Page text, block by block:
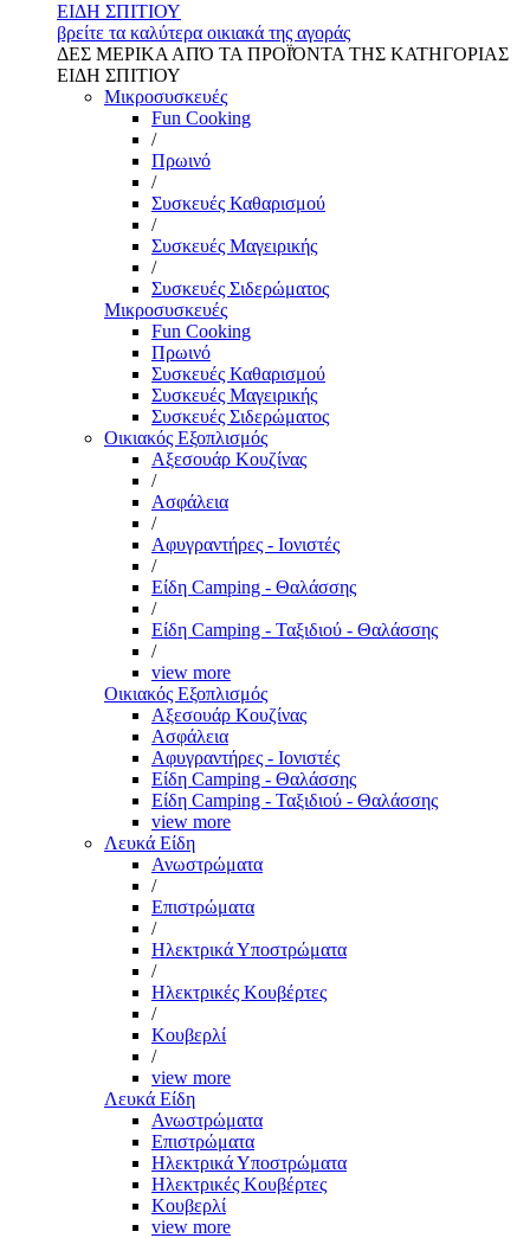
ΕΙΔΗ ΣΠΙΤΙΟΥ
βρείτε τα καλύτερα οικιακά της αγοράς
ΔΕΣ ΜΕΡΙΚΑ ΑΠΌ ΤΑ ΠΡΟΪΌΝΤΑ ΤΗΣ ΚΑΤΗΓΟΡΙΑΣ
ΕΙΔΗ ΣΠΙΤΙΟΥ
Μικροσυσκευές
Fun Cooking
/
Πρωινό
/
Συσκευές Καθαρισμού
/
Συσκευές Μαγειρικής
/
Συσκευές Σιδερώματος
Μικροσυσκευές
Fun Cooking
Πρωινό
Συσκευές Καθαρισμού
Συσκευές Μαγειρικής
Συσκευές Σιδερώματος
Οικιακός Εξοπλισμός
Αξεσουάρ Κουζίνας
/
Ασφάλεια
/
Αφυγραντήρες - Ιονιστές
/
Είδη Camping - Θαλάσσης
/
Είδη Camping - Ταξιδιού - Θαλάσσης
/
view more
Οικιακός Εξοπλισμός
Αξεσουάρ Κουζίνας
Ασφάλεια
Αφυγραντήρες - Ιονιστές
Είδη Camping - Θαλάσσης
Είδη Camping - Ταξιδιού - Θαλάσσης
view more
Λευκά Είδη
Ανωστρώματα
/
Επιστρώματα
/
Ηλεκτρικά Υποστρώματα
/
Ηλεκτρικές Κουβέρτες
/
Κουβερλί
/
view more
Λευκά Είδη
Ανωστρώματα
Επιστρώματα
Ηλεκτρικά Υποστρώματα
Ηλεκτρικές Κουβέρτες
Κουβερλί
view more